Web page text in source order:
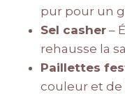
pur pour un
Sel casher –
rehausse la
Paillettes
couleur et de